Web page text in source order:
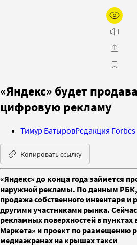
«Яндекс» будет
цифровую рекламу
Тимур БатыровРедакция Forbes
Копировать ссылку
«Яндекс» до конца года займется
наружной рекламы. По данным
продажа собственного инвентаря и
другими участниками рынка. Сейчас
рекламных поверхностей в пунктах
Маркета» и проект по размещению
медиаэкранах на крышах такси